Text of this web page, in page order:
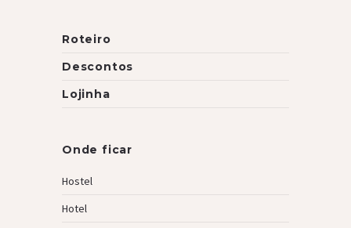
Roteiro
Descontos
Lojinha
Onde ficar
Hostel
Hotel